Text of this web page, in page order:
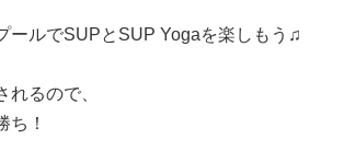
ールでSUPとSUP Yogaを楽しもう♫
れるので、
ち！